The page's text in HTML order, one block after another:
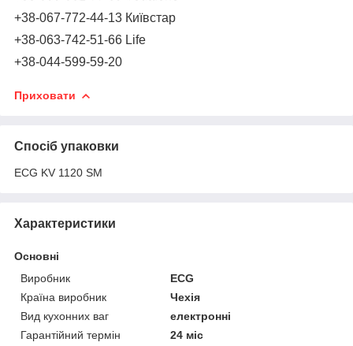
+38-067-772-44-13 Київстар
+38-063-742-51-66 Life
+38-044-599-59-20
Приховати
Спосіб упаковки
ECG KV 1120 SM
Характеристики
Основні
Виробник
ECG
Країна виробник
Чехія
Вид кухонних ваг
електронні
Гарантійний термін
24 міс